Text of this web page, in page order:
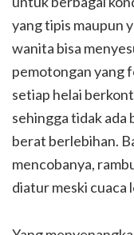
yang tipis maupun
wanita bisa
pemotongan yang
setiap helai
sehingga tidak ada
berat berlebihan.
mencobanya,
diatur meski cuaca